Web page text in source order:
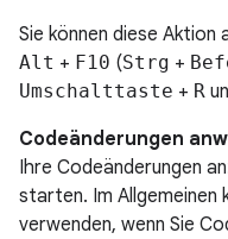
Sie können diese Aktion
Alt + F10 (Strg +
Umschalttaste + R
Codeänderungen
Ihre Codeänderungen
starten. Im Allgemeinen
verwenden, wenn Sie